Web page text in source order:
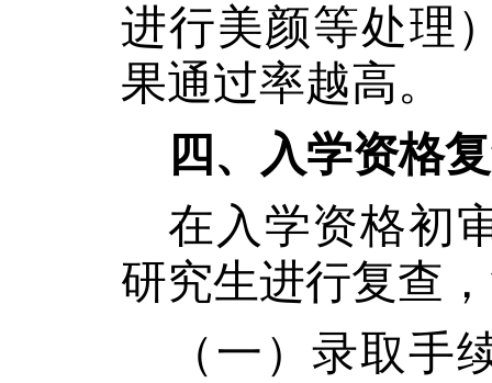
进行美颜等处理
果通过率越高。
四、入学资格
在入学资格初
研究生进行复查
（一）录取手